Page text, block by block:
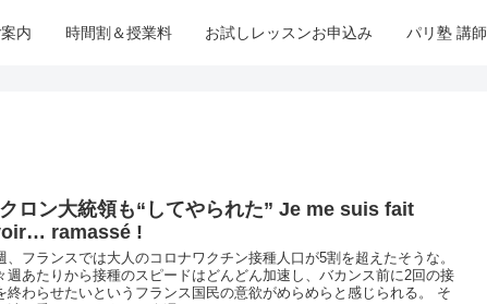
内 時間割＆授業料 お試しレッスンお申込み パリ塾 講師
ロン大統領も“してやられた” Je me suis fait
ramassé !
、フランスでは大人のコロナワクチン接種人口が5割を超えたそうな。
週あたりから接種のスピードはどんどん加速し、バカンス前に2回の接
終わらせたいというフランス国民の意欲がめらめらと感じられる。 そ